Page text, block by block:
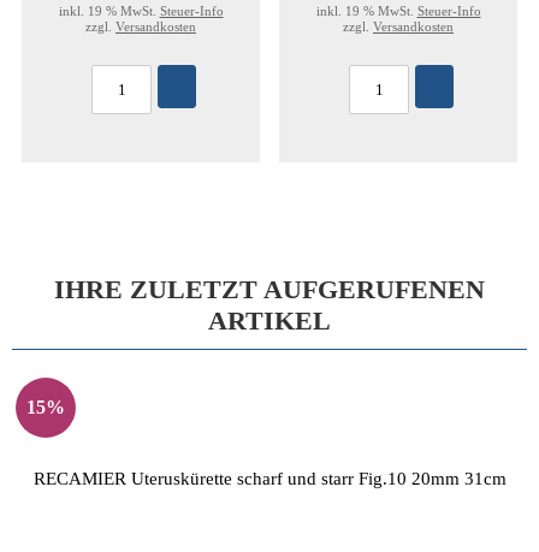
inkl. 19 % MwSt. Steuer-Info
zzgl. Versandkosten
inkl. 19 % MwSt. Steuer-Info
zzgl. Versandkosten
IHRE ZULETZT AUFGERUFENEN
ARTIKEL
15%
RECAMIER Uteruskürette scharf und starr Fig.10 20mm 31cm